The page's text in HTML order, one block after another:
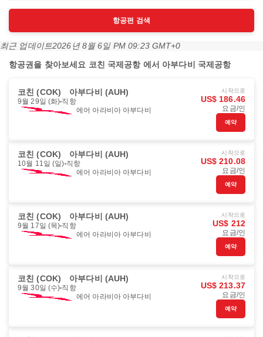
항공편 검색
최근 업데이트2026년 8월 6일 PM 09:23 GMT+0
항공권을 찾아보세요 코친 국제공항 에서 아부다비 국제공항
코친 (COK) 아부다비 (AUH)
9월 29일 (화) 직항
에어 아라비아 아부다비
시작으로
US$ 186.46
요금/인
예약
코친 (COK) 아부다비 (AUH)
10월 11일 (일) 직항
에어 아라비아 아부다비
시작으로
US$ 210.08
요금/인
예약
코친 (COK) 아부다비 (AUH)
9월 17일 (목) 직항
에어 아라비아 아부다비
시작으로
US$ 212
요금/인
예약
코친 (COK) 아부다비 (AUH)
9월 30일 (수) 직항
에어 아라비아 아부다비
시작으로
US$ 213.37
요금/인
예약